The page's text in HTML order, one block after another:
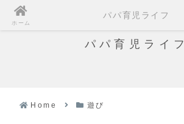
パパ育児ライフ
Home 遊び
ホーム
パパ育児ライフ